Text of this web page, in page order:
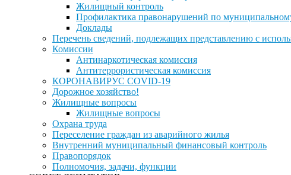
Жилищный контроль
Профилактика правонарушений по
Доклады
Перечень сведений, подлежащих представлению с
Комиссии
Антинаркотическая комиссия
Антитеррористическая комиссия
КОРОНАВИРУС COVID-19
Дорожное хозяйство!
Жилищные вопросы
Жилищные вопросы
Охрана труда
Переселение граждан из аварийного жилья
Внутренний муниципальный финансовый контроль
Правопорядок
Полномочия, задачи, функции